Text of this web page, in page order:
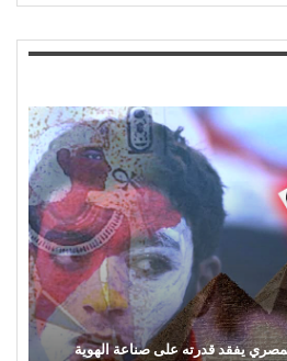
يفقد قدرته على صناعة الهوية